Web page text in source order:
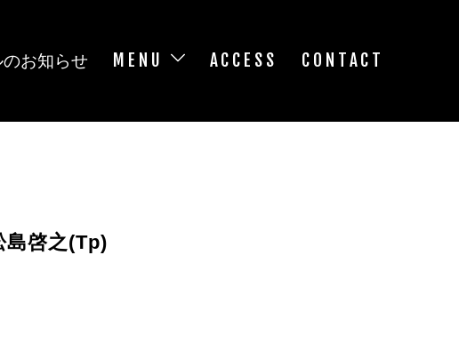
お知らせ MENU ACCESS CONTACT
啓之(Tp)